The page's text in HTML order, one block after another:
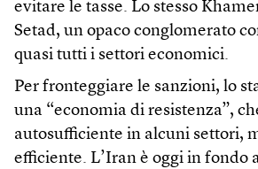
evitare le tasse. Lo stesso
Setad, un opaco conglomerato
quasi tutti i settori economici.
Per fronteggiare le sanzioni, lo
una “economia di resistenza”,
autosufficiente in alcuni settori,
efficiente. L’Iran è oggi in fondo